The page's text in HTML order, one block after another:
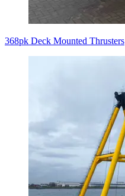
368pk Deck Mounted Thrusters